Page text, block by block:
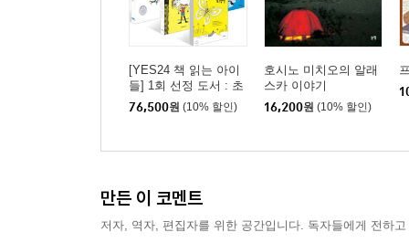
[YES24 책 읽는 아이
들] 1회 선정 도서 : 초
등 3~4학년 세트
76,500원 (10% 할인)
호시노 미치오의 알래
스카 이야기
16,200원 (10% 할인)
만든 이 코멘트
저자, 역자, 편집자를 위한 공간입니다. 독자들에게 전하